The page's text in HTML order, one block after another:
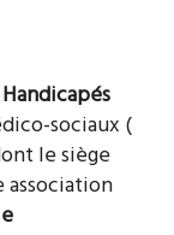
sociaux (
le siège
association